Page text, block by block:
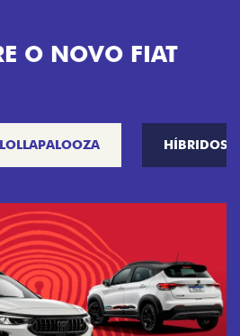
O NOVO FIAT
HÍBRIDOS